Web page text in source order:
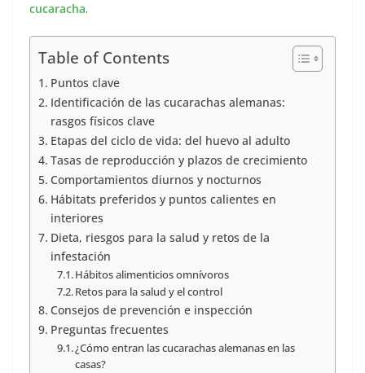
cucaracha.
Table of Contents
Puntos clave
Identificación de las cucarachas alemanas:
rasgos físicos clave
Etapas del ciclo de vida: del huevo al adulto
Tasas de reproducción y plazos de crecimiento
Comportamientos diurnos y nocturnos
Hábitats preferidos y puntos calientes en
interiores
Dieta, riesgos para la salud y retos de la
infestación
Hábitos alimenticios omnívoros
Retos para la salud y el control
Consejos de prevención e inspección
Preguntas frecuentes
¿Cómo entran las cucarachas alemanas en las
casas?